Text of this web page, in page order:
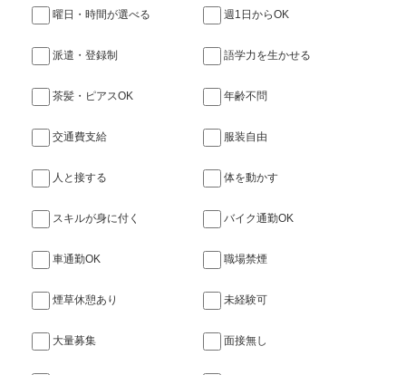
曜日・時間が選べる 週1日からOK
派遣・登録制 語学力を生かせる
茶髪・ピアスOK 年齢不問
交通費支給 服装自由
人と接する 体を動かす
スキルが身に付く バイク通勤OK
車通勤OK 職場禁煙
煙草休憩あり 未経験可
大量募集 面接無し